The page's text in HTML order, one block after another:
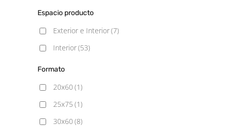
Espacio producto
Exterior e Interior(7)
Interior(53)
Formato
20x60 (1)
25x75 (1)
30x60 (8)